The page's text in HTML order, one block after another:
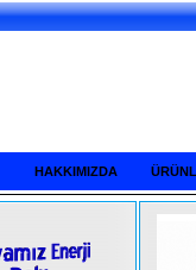
HAKKIMIZDA